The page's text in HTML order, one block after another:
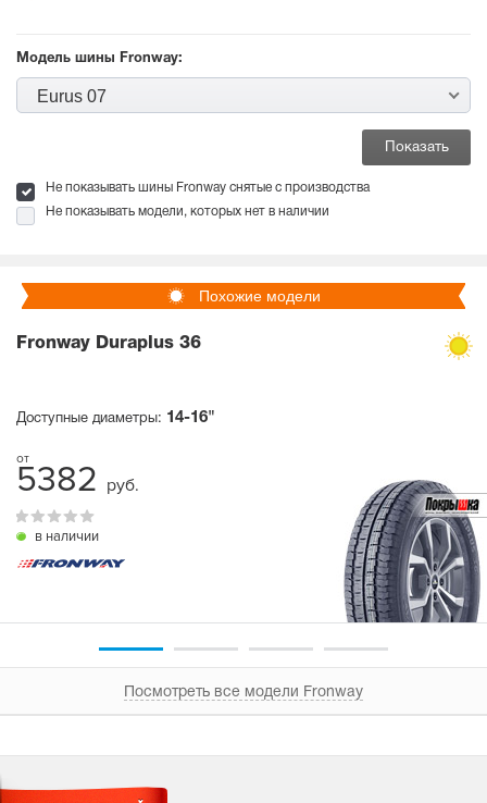
Модель шины Fronway:
Eurus 07
Не показывать шины Fronway снятые с производства
Не показывать модели, которых нет в наличии
Похожие модели
Fronway Duraplus 36
Доступные диаметры: 14-16"
5382 руб.
в наличии
Посмотреть все модели Fronway